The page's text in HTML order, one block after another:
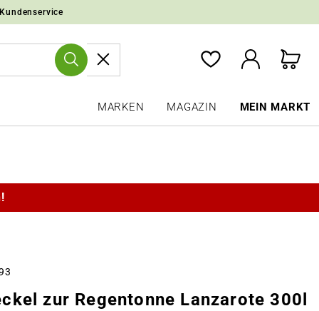
MARKEN MAGAZIN MEIN MARKT
zur Regentonne Lanzarote 300l